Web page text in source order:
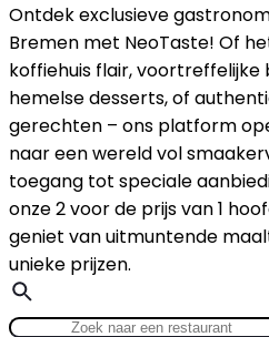
Ontdek exclusieve
Bremen met NeoTaste! Of
koffiehuis flair,
hemelse desserts, of
gerechten – ons platform
naar een wereld vol
toegang tot speciale
onze 2 voor de prijs van 1
geniet van uitmuntende
unieke prijzen.